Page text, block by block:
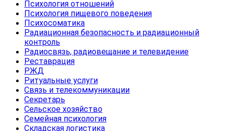
Психология отношений
Психология пищевого поведения
Психосоматика
Радиационная безопасность и радиационный
контроль
Радиосвязь, радиовещание и телевидение
Реставрация
РЖД
Ритуальные услуги
Связь и телекоммуникации
Секретарь
Сельское хозяйство
Семейная психология
Складская логистика